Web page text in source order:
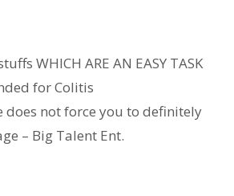
WHICH ARE AN EASY TASK
for Colitis
does not force you to definitely
– Big Talent Ent.